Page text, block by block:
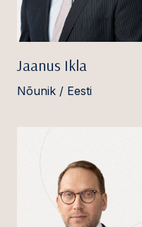
Jaanus Ikla
Nõunik / Eesti